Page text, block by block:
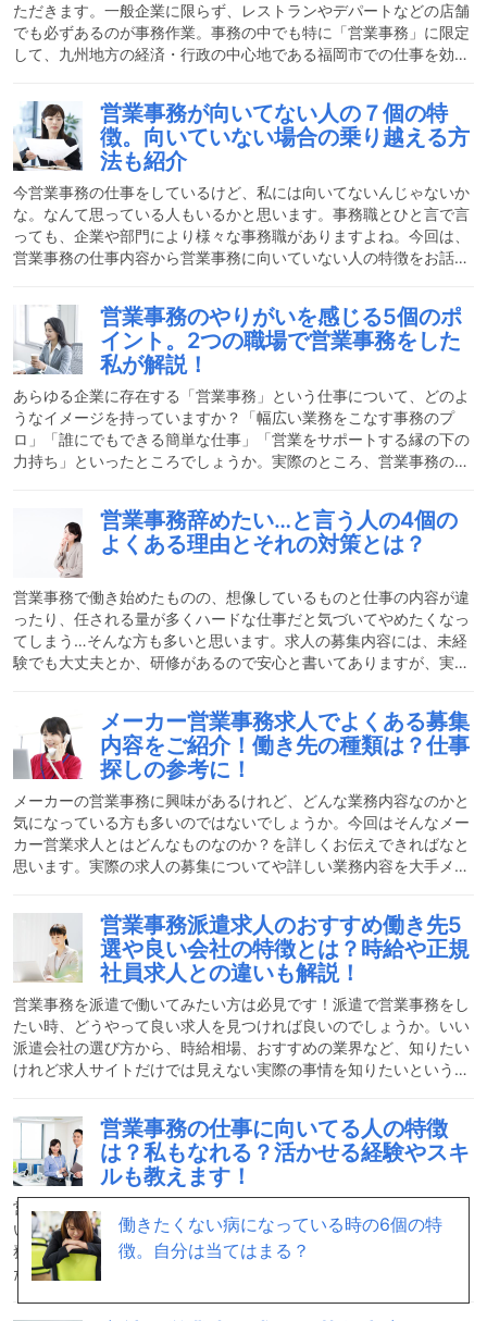
ただきます。一般企業に限らず、レストランやデパートなどの店舗
でも必ずあるのが事務作業。事務の中でも特に「営業事務」に限定
して、九州地方の経済・行政の中心地である福岡市での仕事を効率
成功させて、自分に向いている職場を上手に見極めましょう。営業
事務はどんな仕事？営業担当者のアシスタント、またはサポート業
務を行うのが営業事務の役割です。仕事内容としては、商品の発
注、受注、契約書、請求書の作成、納期や在庫の管理の他、社内会
議や顧客へのプレゼンテーションの資料を作成することもありま
す。
営業事務が向いてない人の７個の特
徴。向いていない場合の乗り越える方
法も紹介
今営業事務の仕事をしているけど、私には向いてないんじゃないか
な。なんて思っている人もいるかと思います。事務職とひと言で言
っても、企業や部門により様々な事務職がありますよね。今回は、
営業事務の仕事内容から営業事務に向いていない人の特徴をお話し
に辞めることはできませんよね！スムーズに営業事務の仕事をこな
せるようになるために、乗り越えると見えてくる楽しさもお話しし
ます！営業事務とはどんな仕事？営業事務とはどのような仕事をし
ているのか、企業内ではどのような役割を果たしているのか、具体
的に見ていきましょう。営業事務の大まかな仕事内容営業事務の仕
営業事務のやりがいを感じる5個のポ
イント。2つの職場で営業事務をした
私が解説！
あらゆる企業に存在する「営業事務」という仕事について、どのよ
うなイメージを持っていますか？「幅広い業務をこなす事務のプ
ロ」「誰にでもできる簡単な仕事」「営業をサポートする縁の下の
力持ち」といったところでしょうか。実際のところ、営業事務の仕
社員で実際に営業事務の仕事に就いてみて、奥深くやりがいのある
仕事だと思いました。そこで今回は、私の経験の中から、やりがい
を感じるポイントや営業事務に関する本音を徹底解説します！営業
事務はどんな仕事？営業事務とは、営業のアシスタントとして事務
的な業務を行う仕事です。基本的には商品の在庫や納期の管理、受
営業事務辞めたい…と言う人の4個の
よくある理由とそれの対策とは？
営業事務で働き始めたものの、想像しているものと仕事の内容が違
ったり、任される量が多くハードな仕事だと気づいてやめたくなっ
てしまう…そんな方も多いと思います。求人の募集内容には、未経
験でも大丈夫とか、研修があるので安心と書いてありますが、実際
う。しかし、やりがいのある仕事を任されたいという人にとって、
営業事務はとても向いている仕事だと思います。募集内容から想像
する内容と現実に差を出さないためにはどうしたら良いのでしょう
か？ここでは私の経験をもとに営業事務として働く上で知っておい
てほしいことをまとめていきたいと思います。営業事務の仕事環境
メーカー営業事務求人でよくある募集
内容をご紹介！働き先の種類は？仕事
探しの参考に！
メーカーの営業事務に興味があるけれど、どんな業務内容なのかと
気になっている方も多いのではないでしょうか。今回はそんなメー
カー営業求人とはどんなものなのか？を詳しくお伝えできればなと
思います。実際の求人の募集についてや詳しい業務内容を大手メー
していきます。よくある疑問からおすすめな求人までしっかりお答
えしていきますので、最後までどうぞお付き合いください。メーカ
ーの営業事務のおおまかな仕事内容と役割営業事務とは、文字通り
営業担当を補佐する事務作業を行います。具体的には、商品のオー
ダー受注、発注、在庫管理、営業活動に必要な資料の作成、電話対
営業事務派遣求人のおすすめ働き先5
選や良い会社の特徴とは？時給や正規
社員求人との違いも解説！
営業事務を派遣で働いてみたい方は必見です！派遣で営業事務をし
たい時、どうやって良い求人を見つければ良いのでしょうか。いい
派遣会社の選び方から、時給相場、おすすめの業界など、知りたい
けれど求人サイトだけでは見えない実際の事情を知りたいという方
てみて分かった情報をお伝えします！営業事務はどんな仕事？営業
事務とは、営業担当のサポートをする仕事です。一般的に、商品の
受発注業務（デリバリー業務とも言う）、在庫や納期管理、クライ
アント対応、庶務など幅広い業務を行います。業界によって内容は
かなり変わってきますが、会社ごとに独自システムを使うことが多
営業事務の仕事に向いてる人の特徴
は？私もなれる？活かせる経験やスキ
ルも教えます！
営業事務の仕事に興味はあるけど、どんな仕事なのかよく分からな
いという人は多いのではないのでしょうか。この記事では、営業事
務に向いてる人の特徴や業務内容を分かりやすく解説します！ま
た、営業事務に活かせるスキルや今後のキャリアについてもご紹介
は参考にしていただければと思います。自分に合うかを見極めてか
働きたくない病になっている時の6個の特
徴。自分は当てはまる？